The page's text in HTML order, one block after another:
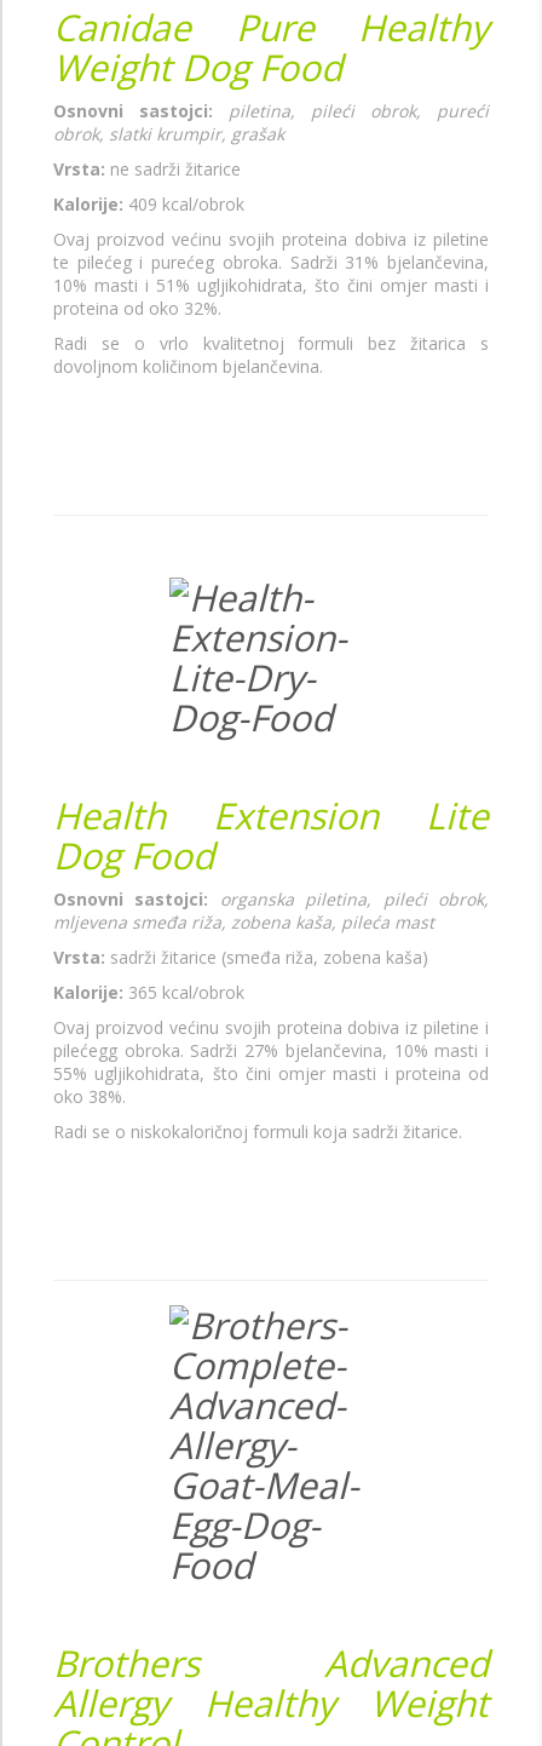
Canidae Pure Healthy
Weight Dog Food
Osnovni sastojci: piletina, pileći obrok, pureći
obrok, slatki krumpir, grašak
Vrsta: ne sadrži žitarice
Kalorije: 409 kcal/obrok
Ovaj proizvod većinu svojih proteina dobiva iz piletine
te pilećeg i purećeg obroka. Sadrži 31% bjelančevina,
10% masti i 51% ugljikohidrata, što čini omjer masti i
proteina od oko 32%.
Radi se o vrlo kvalitetnoj formuli bez žitarica s
dovoljnom količinom bjelančevina.
Health Extension Lite
Dog Food
Osnovni sastojci: organska piletina, pileći obrok,
mljevena smeđa riža, zobena kaša, pileća mast
Vrsta: sadrži žitarice (smeđa riža, zobena kaša)
Kalorije: 365 kcal/obrok
Ovaj proizvod većinu svojih proteina dobiva iz piletine i
pilećegg obroka. Sadrži 27% bjelančevina, 10% masti i
55% ugljikohidrata, što čini omjer masti i proteina od
oko 38%.
Radi se o niskokaloričnoj formuli koja sadrži žitarice.
Brothers Advanced
Allergy Healthy Weight